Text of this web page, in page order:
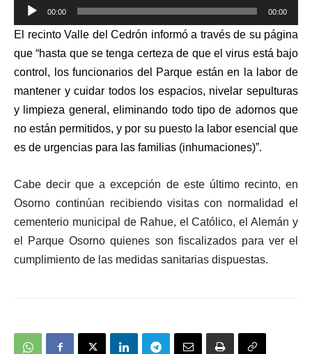
Reproductor
de
audio
00:00 00:00
El recinto Valle del Cedrón informó a través de su página
que “hasta que se tenga certeza de que el virus está bajo
control, los funcionarios del Parque están en la labor de
mantener y cuidar todos los espacios, nivelar sepulturas
y limpieza general, eliminando todo tipo de adornos que
no están permitidos, y por su puesto la labor esencial que
es de urgencias para las familias (inhumaciones)”.
Cabe decir que a excepción de este último recinto, en
Osorno continúan recibiendo visitas con normalidad el
cementerio municipal de Rahue, el Católico, el Alemán y
el Parque Osorno quienes son fiscalizados para ver el
cumplimiento de las medidas sanitarias dispuestas.